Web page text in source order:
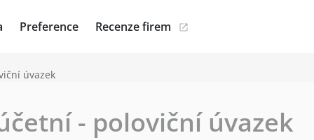
Preference Recenze firem
úvazek
- poloviční úvazek